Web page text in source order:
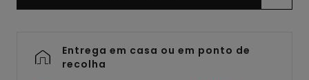
Entrega em casa ou em ponto de
recolha